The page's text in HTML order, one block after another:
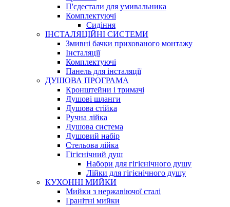
П'єдестали для умивальника
Комплектуючі
Сидіння
ІНСТАЛЯЦІЙНІ СИСТЕМИ
Змивні бачки прихованого монтажу
Інсталяції
Комплектуючі
Панель для інсталяції
ДУШОВА ПРОГРАМА
Кронштейни і тримачі
Душові шланги
Душова стійка
Ручна лійка
Душова система
Душовий набір
Стельова лійка
Гігієнічний душ
Набори для гігієнічного душу
Лійки для гігієнічного душу
КУХОННІ МИЙКИ
Мийки з нержавіючої сталі
Гранітні мийки